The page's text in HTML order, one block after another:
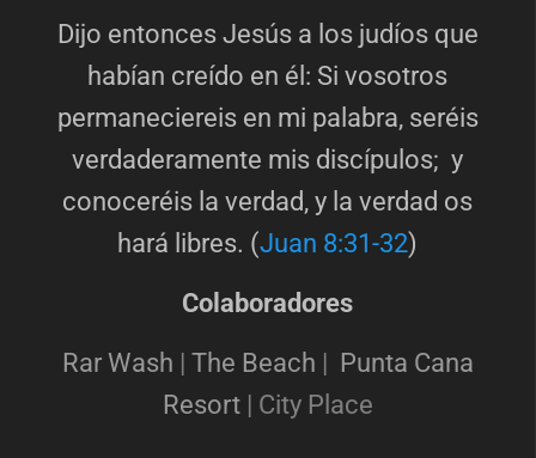
Dijo entonces Jesús a los judíos que
habían creído en él: Si vosotros
permaneciereis en mi palabra, seréis
verdaderamente mis discípulos; y
conoceréis la verdad, y la verdad os
hará libres. (Juan 8:31-32)
Colaboradores
Rar Wash | The Beach | Punta Cana
Resort| City Place